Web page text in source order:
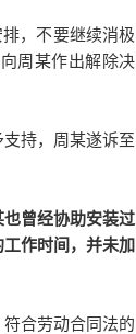
，不要继续消极
周某作出解除决
持，周某遂诉至
曾经协助安装过
作时间，并未加
合劳动合同法的